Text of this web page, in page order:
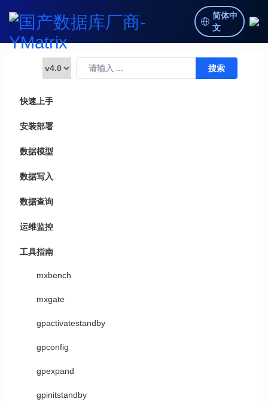
简体中
文
快速上手
安装部署
数据模型
数据写入
数据查询
运维监控
工具指南
mxbench
mxgate
gpactivatestandby
gpconfig
gpexpand
gpinitstandby